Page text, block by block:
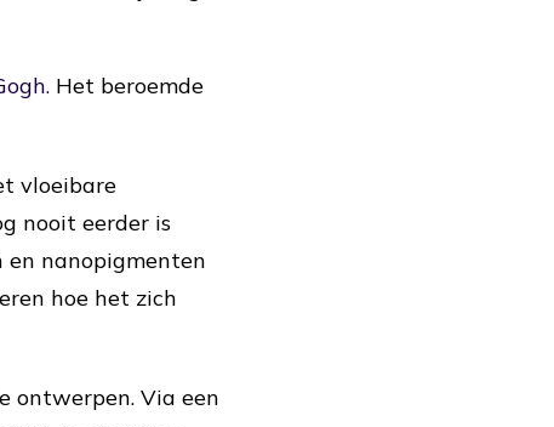
Het beroemde
vloeibare
nooit eerder is
en nanopigmenten
hoe het zich
ontwerpen. Via een